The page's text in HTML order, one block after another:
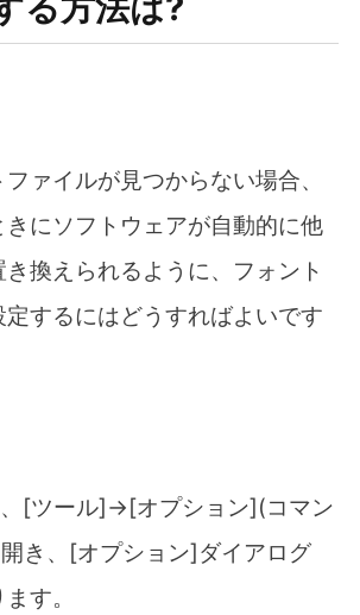
ァイルが見つからない場合、
にソフトウェアが自動的に他
換えられるように、フォント
するにはどうすればよいです
、[ツール]→[オプション](コマン
開き、[オプション]ダイアログ
す。